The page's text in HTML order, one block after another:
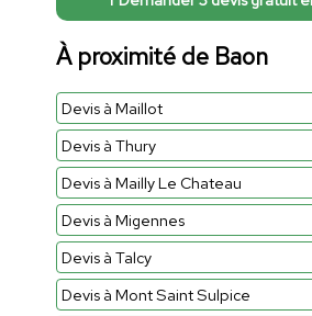
À proximité de Baon
Devis à Maillot
Devis à Thury
Devis à Mailly Le Chateau
Devis à Migennes
Devis à Talcy
Devis à Mont Saint Sulpice